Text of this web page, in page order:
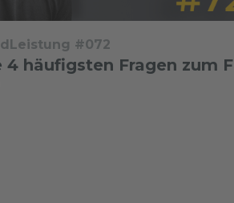
#072
4 häufigsten Fragen zum